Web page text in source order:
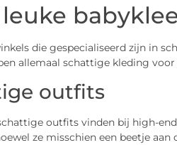
die gespecialiseerd zijn in
allemaal schattige kleding
outfits
outfits vinden bij high-
ze misschien een beetje